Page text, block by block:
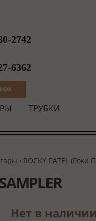
2742
6362
ТРУБКИ
› ROCKY PATEL (Роки
Нет в